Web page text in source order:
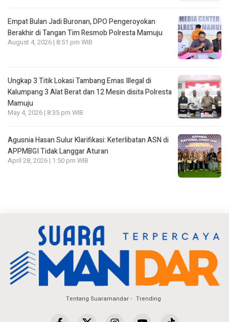
Empat Bulan Jadi Buronan, DPO Pengeroyokan
Berakhir di Tangan Tim Resmob Polresta Mamuju
August 4, 2026 | 8:51 pm WIB
Ungkap 3 Titik Lokasi Tambang Emas Illegal di
Kalumpang 3 Alat Berat dan 12 Mesin disita Polresta
Mamuju
May 4, 2026 | 8:35 pm WIB
Agusnia Hasan Sulur Klarifikasi: Keterlibatan ASN di
APPMBGI Tidak Langgar Aturan
April 28, 2026 | 1:50 pm WIB
Tentang Suaramandar Trending